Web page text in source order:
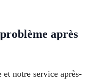
après
et notre service après-